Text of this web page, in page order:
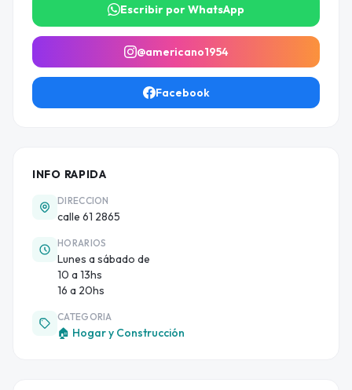
Escribir por WhatsApp
@americano1954
Facebook
INFO RAPIDA
DIRECCION
calle 61 2865
HORARIOS
Lunes a sábado de
10 a 13hs
16 a 20hs
CATEGORIA
🏠 Hogar y Construcción